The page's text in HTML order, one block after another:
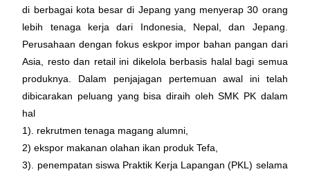
di berbagai kota besar di Jepang yang menyerap 30 orang
lebih tenaga kerja dari Indonesia, Nepal, dan Jepang.
Perusahaan dengan fokus eskpor impor bahan pangan dari
Asia, resto dan retail ini dikelola berbasis halal bagi semua
produknya. Dalam penjajagan pertemuan awal ini telah
dibicarakan peluang yang bisa diraih oleh SMK PK dalam
hal
1). rekrutmen tenaga magang alumni,
2) ekspor makanan olahan ikan produk Tefa,
3). penempatan siswa Praktik Kerja Lapangan (PKL) selama